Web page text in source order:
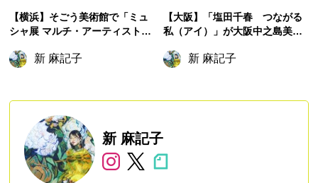
【横浜】そごう美術館で「ミュ
シャ展 マルチ・アーティストの
新 麻記子
【大阪】「塩田千春 つながる
私（アイ）」が大阪中之島美術
新 麻記子
新 麻記子